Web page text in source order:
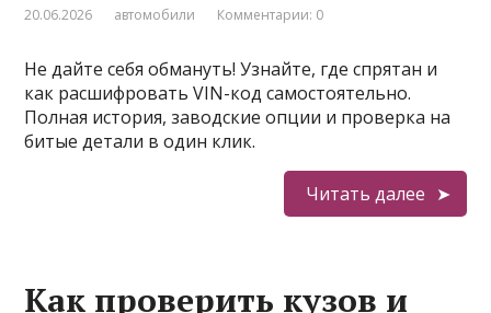
20.06.2026 автомобили Комментарии: 0
Не дайте себя обмануть! Узнайте, где спрятан и
как расшифровать VIN-код самостоятельно.
Полная история, заводские опции и проверка на
битые детали в один клик.
Читать далее
Как проверить кузов и